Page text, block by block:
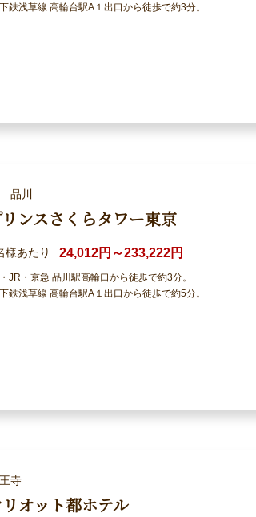
鉄浅草線 高輪台駅A１出口から徒歩で約3分。
品川
ンスさくらタワー東京
様あたり 24,012円～233,222円
JR・京急 品川駅高輪口から徒歩で約3分。
鉄浅草線 高輪台駅A１出口から徒歩で約5分。
寺
オット都ホテル